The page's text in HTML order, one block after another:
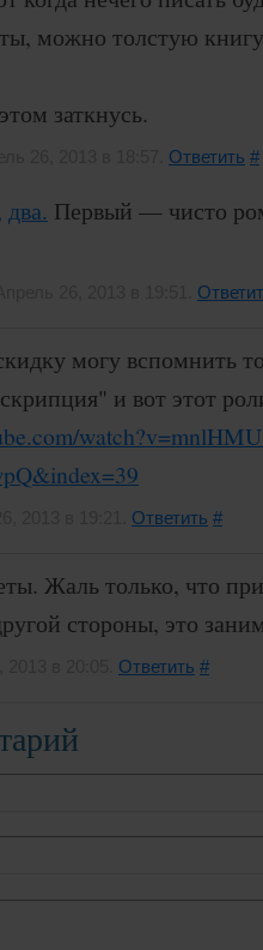
можно толстую
заткнусь.
Ответить #
два. Первый — чисто
могу вспомнить
и вот этот
Ответить #
Жаль только, что
стороны, это
Ответить #